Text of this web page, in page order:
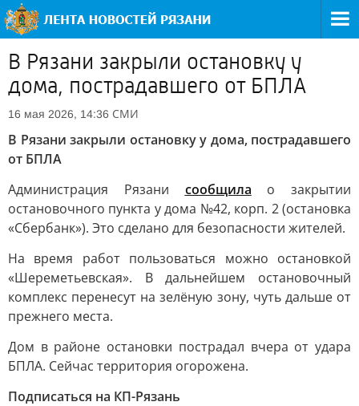
В Рязани закрыли остановку у
дома, пострадавшего от БПЛА
16 мая 2026, 14:36 СМИ
В Рязани закрыли остановку у дома, пострадавшего
от БПЛА
Администрация Рязани сообщила о закрытии
остановочного пункта у дома №42, корп. 2 (остановка
«Сбербанк»). Это сделано для безопасности жителей.
На время работ пользоваться можно остановкой
«Шереметьевская». В дальнейшем остановочный
комплекс перенесут на зелёную зону, чуть дальше от
прежнего места.
Дом в районе остановки пострадал вчера от удара
БПЛА. Сейчас территория огорожена.
Подписаться на КП-Рязань